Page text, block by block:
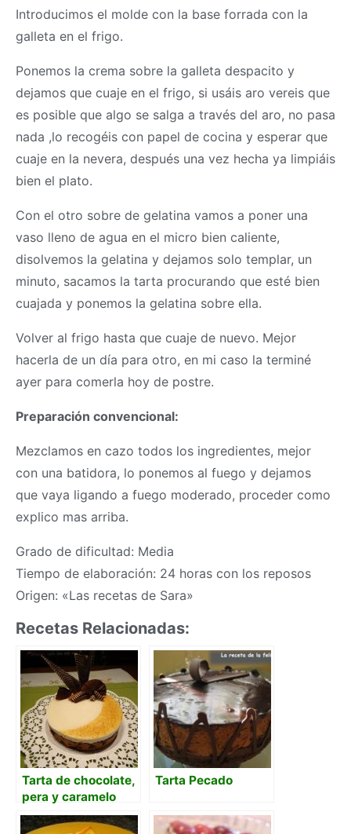
Introducimos el molde con la base forrada con la
galleta en el frigo.
Ponemos la crema sobre la galleta despacito y
dejamos que cuaje en el frigo, si usáis aro vereis que
es posible que algo se salga a través del aro, no pasa
nada ,lo recogéis con papel de cocina y esperar que
cuaje en la nevera, después una vez hecha ya limpiáis
bien el plato.
Con el otro sobre de gelatina vamos a poner una
vaso lleno de agua en el micro bien caliente,
disolvemos la gelatina y dejamos solo templar, un
minuto, sacamos la tarta procurando que esté bien
cuajada y ponemos la gelatina sobre ella.
Volver al frigo hasta que cuaje de nuevo. Mejor
hacerla de un día para otro, en mi caso la terminé
ayer para comerla hoy de postre.
Preparación convencional:
Mezclamos en cazo todos los ingredientes, mejor
con una batidora, lo ponemos al fuego y dejamos
que vaya ligando a fuego moderado, proceder como
explico mas arriba.
Grado de dificultad: Media
Tiempo de elaboración: 24 horas con los reposos
Origen: «Las recetas de Sara»
Recetas Relacionadas:
Tarta de chocolate,
pera y caramelo
Tarta Pecado